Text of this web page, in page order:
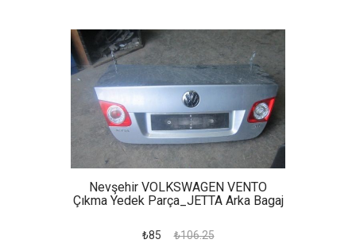
Nevşehir VOLKSWAGEN VENTO
Çıkma Yedek Parça_JETTA Arka Bagaj
₺85 ₺106.25